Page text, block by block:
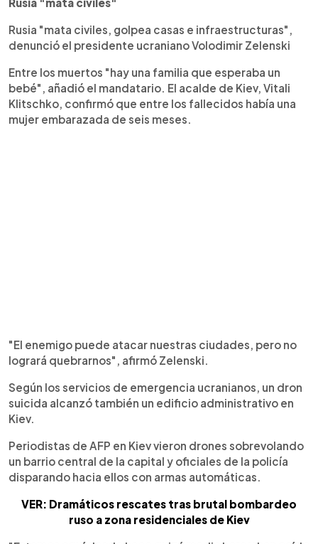
Rusia "mata civiles, golpea casas e infraestructuras",
denunció el presidente ucraniano Volodimir Zelenski
Entre los muertos "hay una familia que esperaba un
bebé", añadió el mandatario. El acalde de Kiev, Vitali
Klitschko, confirmó que entre los fallecidos había una
mujer embarazada de seis meses.
"El enemigo puede atacar nuestras ciudades, pero no
logrará quebrarnos", afirmó Zelenski.
Según los servicios de emergencia ucranianos, un dron
suicida alcanzó también un edificio administrativo en
Kiev.
Periodistas de AFP en Kiev vieron drones sobrevolando
un barrio central de la capital y oficiales de la policía
disparando hacia ellos con armas automáticas.
VER: Dramáticos rescates tras brutal bombardeo
ruso a zona residenciales de Kiev